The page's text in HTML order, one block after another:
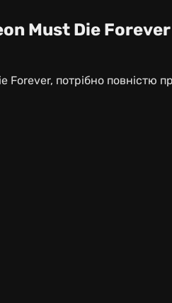
Must Die
Forever, потрібно повністю